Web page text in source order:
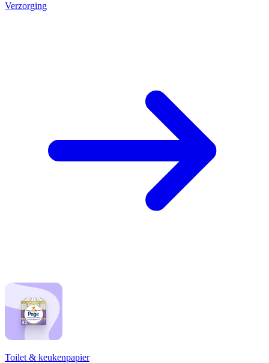
Verzorging
Toilet & keukenpapier